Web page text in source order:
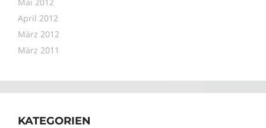
April 2012
März 2012
März 2011
KATEGORIEN